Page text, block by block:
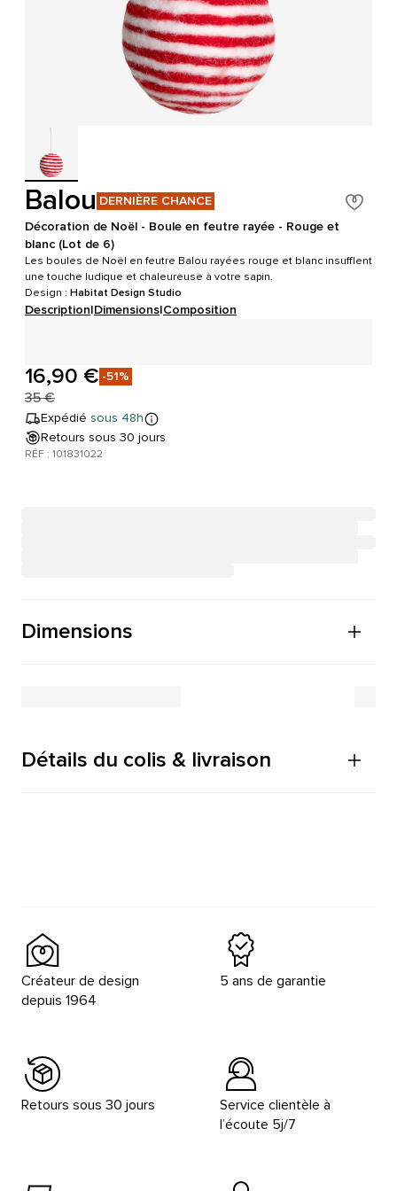
Balou DERNIÈRE CHANCE
Décoration de Noël - Boule en feutre rayée - Rouge et
blanc (Lot de 6)
Les boules de Noël en feutre Balou rayées rouge et blanc insufflent
une touche ludique et chaleureuse à votre sapin.
Design : Habitat Design Studio
Description|Dimensions|Composition
16,90 € -51%
35 €
Expédié sous 48h
Retours sous 30 jours
RÉF : 101831022
Dimensions
Détails du colis & livraison
Créateur de design
depuis 1964
5 ans de garantie
Retours sous 30 jours
Service clientèle à
l’écoute 5j/7